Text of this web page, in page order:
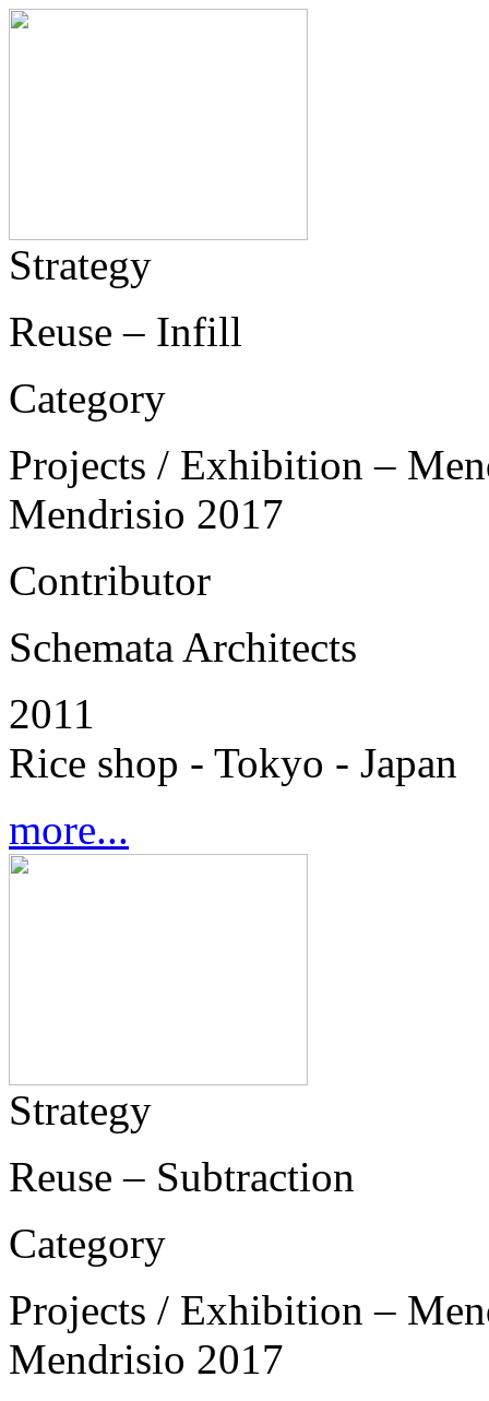
Strategy
Reuse – Infill
Category
Projects / Exhibition –
Mendrisio 2017
Contributor
Schemata Architects
2011
Rice shop - Tokyo - Japan
more...
Strategy
Reuse – Subtraction
Category
Projects / Exhibition –
Mendrisio 2017